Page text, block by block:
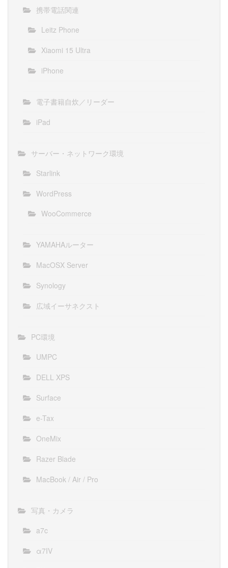
携帯電話関連
Leitz Phone
Xiaomi 15 Ultra
iPhone
電子書籍自炊／リーダー
iPad
サーバー・ネットワーク環境
Starlink
WordPress
WooCommerce
YAMAHAルーター
MacOSX Server
Synology
広域イーサネクスト
PC環境
UMPC
DELL XPS
Surface
e-Tax
OneMix
Razer Blade
MacBook / Air / Pro
写真・カメラ
a7c
α7IV